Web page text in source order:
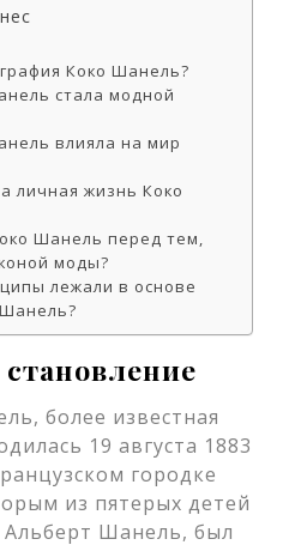
Коко Шанель?
стала модной
влияла на мир
личная жизнь Коко
Шанель перед тем,
моды?
лежали в основе
более известная
19 августа 1883
городке
из пятерых детей
Шанель, был